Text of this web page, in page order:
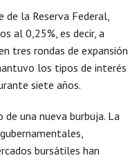
de la Reserva Federal,
al 0,25%, es decir, a
tres rondas de expansión
los tipos de interés
siete años.
una nueva burbuja. La
bursátiles han